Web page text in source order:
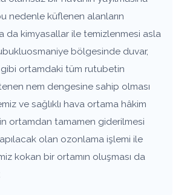
nedenle küflenen alanların
da kimyasallar ile temizlenmesi asla
bölgesinde duvar,
ortamdaki tüm rutubetin
nem dengesine sahip olması
ve sağlıklı hava ortama hâkim
ortamdan tamamen giderilmesi
olan ozonlama işlemi ile
kokan bir ortamın oluşması da